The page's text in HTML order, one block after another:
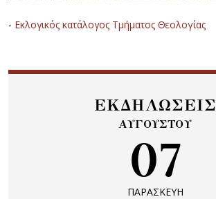
- Εκλογικός κατάλογος Τμήματος Θεολογίας
ΕΚΔΗΛΩΣΕΙΣ
ΑΥΓΟΥΣΤΟΥ
07
ΠΑΡΑΣΚΕΥΗ